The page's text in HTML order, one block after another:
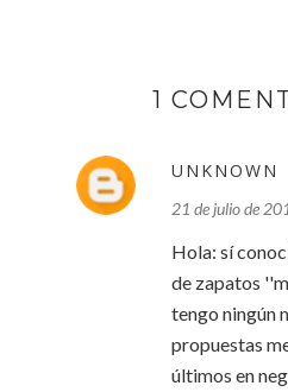
1
UNKNOWN
21 de julio de
Hola: sí
de zapatos
tengo ningún
propuestas
últimos en